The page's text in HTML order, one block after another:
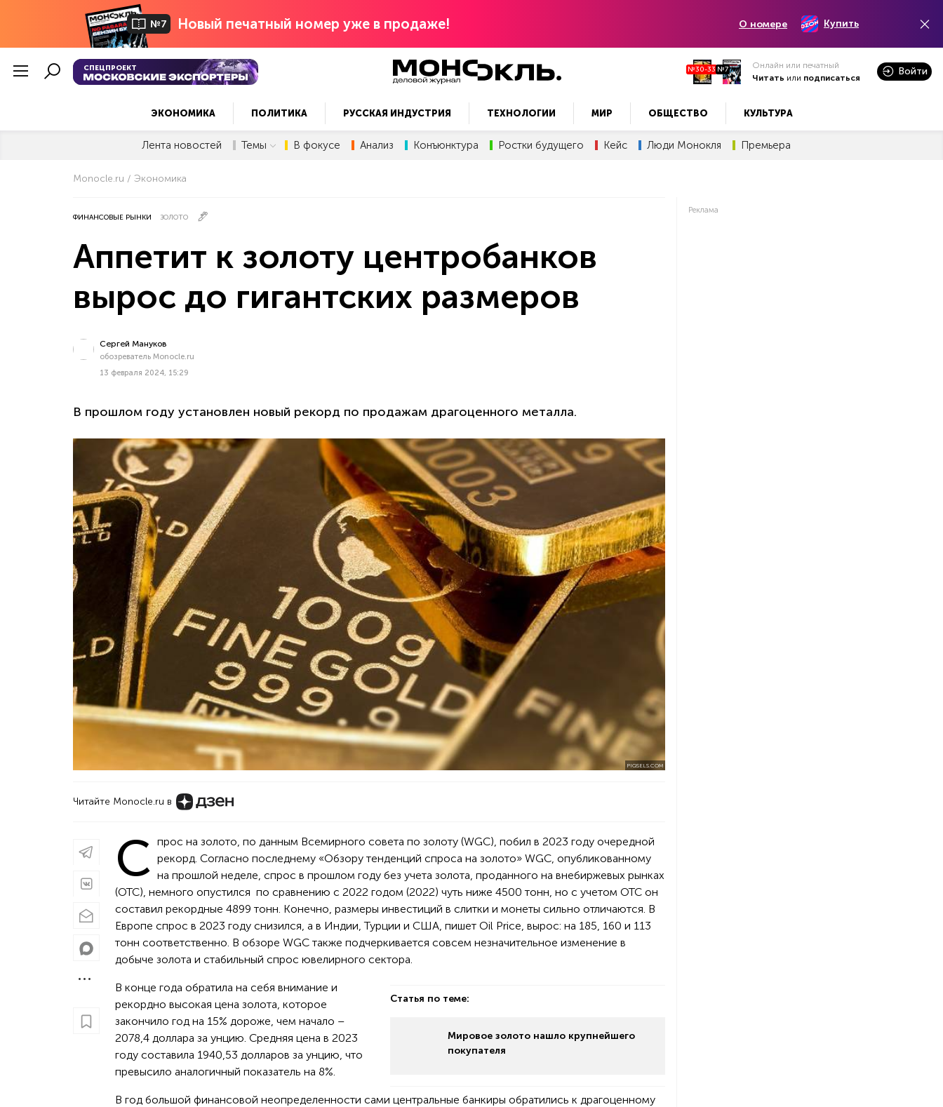
№7 Новый печатный номер уже в продаже! О номере Купить
СПЕЦПРОЕКТ №30-33 №7
Онлайн или печатный
Читать или подписаться
Войти
ЭКОНОМИКА ПОЛИТИКА РУССКАЯ ИНДУСТРИЯ ТЕХНОЛОГИИ МИР ОБЩЕСТВО КУЛЬТУРА
Лента новостей Темы В фокусе Анализ Конъюнктура Ростки будущего Кейс Люди Монокля Премьера
Monocle.ru Экономика
ФИНАНСОВЫЕ РЫНКИ ЗОЛОТО
Аппетит к золоту центробанков
вырос до гигантских размеров
Сергей Мануков
обозреватель Monocle.ru
13 февраля 2024, 15:29
В прошлом году установлен новый рекорд по продажам драгоценного металла.
PIQSELS.COM
Читайте Monocle.ru в
С прос на золото, по данным Всемирного совета по золоту (WGC), побил в 2023 году очередной
рекорд. Согласно последнему «Обзору тенденций спроса на золото» WGC, опубликованному
на прошлой неделе, спрос в прошлом году без учета золота, проданного на внебиржевых рынках
(ОТС), немного опустился по сравнению с 2022 годом (2022) чуть ниже 4500 тонн, но с учетом ОТС он
составил рекордные 4899 тонн. Конечно, размеры инвестиций в слитки и монеты сильно отличаются. В
Европе спрос в 2023 году снизился, а в Индии, Турции и США, пишет Oil Price, вырос: на 185, 160 и 113
тонн соответственно. В обзоре WGC также подчеркивается совсем незначительное изменение в
добыче золота и стабильный спрос ювелирного сектора.
Статья по теме:
Мировое золото нашло крупнейшего
покупателя
В конце года обратила на себя внимание и
рекордно высокая цена золота, которое
закончило год на 15% дороже, чем начало –
2078,4 доллара за унцию. Средняя цена в 2023
году составила 1940,53 долларов за унцию, что
превысило аналогичный показатель на 8%.
В год большой финансовой неопределенности сами центральные банкиры обратились к драгоценному
Реклама